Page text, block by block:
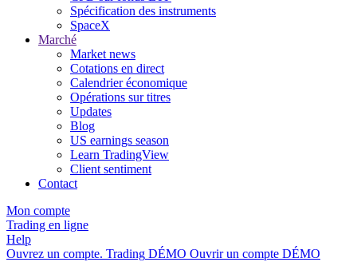
Spécification des instruments
SpaceX
Marché
Market news
Cotations en direct
Calendrier économique
Opérations sur titres
Updates
Blog
US earnings season
Learn TradingView
Client sentiment
Contact
Mon compte
Trading en ligne
Help
Ouvrez un compte. Trading DÉMO Ouvrir un compte DÉMO